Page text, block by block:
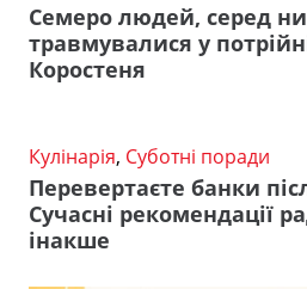
Семеро людей, серед
травмувалися у
Коростеня
Кулінарія, Суботні поради
Перевертаєте банки
Сучасні рекомендації
інакше